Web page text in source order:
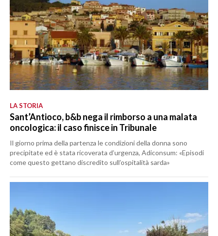
LA STORIA
Sant’Antioco, b&b nega il rimborso a una malata
oncologica: il caso finisce in Tribunale
Il giorno prima della partenza le condizioni della donna sono
precipitate ed è stata ricoverata d’urgenza, Adiconsum: «Episodi
come questo gettano discredito sull’ospitalità sarda»